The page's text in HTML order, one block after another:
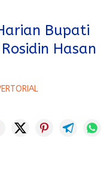
Bupati
Hasan